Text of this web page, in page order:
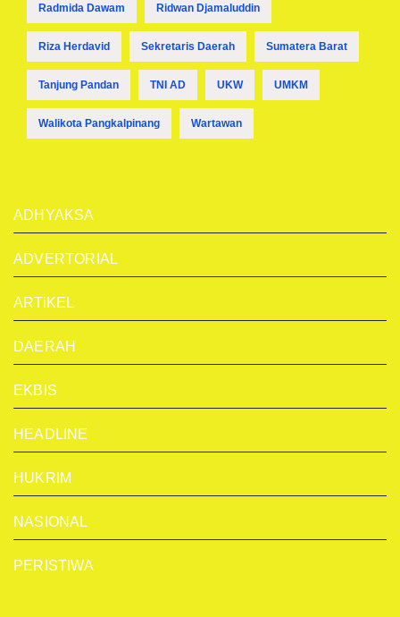
Radmida Dawam Ridwan Djamaluddin
Riza Herdavid Sekretaris Daerah Sumatera Barat
Tanjung Pandan TNI AD UKW UMKM
Walikota Pangkalpinang Wartawan
ADHYAKSA
ADVERTORIAL
ARTiKEL
DAERAH
EKBIS
HEADLINE
HUKRIM
NASIONAL
PERISTIWA